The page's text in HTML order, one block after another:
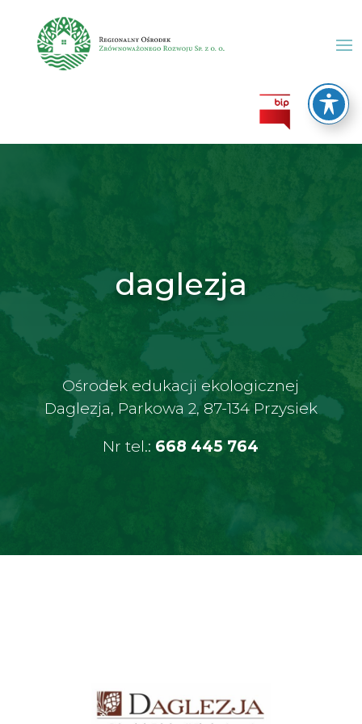
daglezja
Ośrodek edukacji ekologicznej
Daglezja, Parkowa 2, 87-134 Przysiek
Nr tel.: 668 445 764